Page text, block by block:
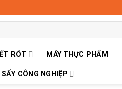
RÓT MÁY THỰC PHẨM
SẤY CÔNG NGHIỆP